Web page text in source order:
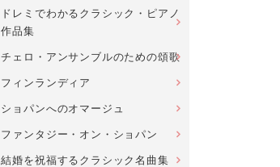
ドレミでわかるクラシック・ピアノ
作品集
チェロ・アンサンブルのための頌歌
フィンランディア
ショパンへのオマージュ
ファンタジー・オン・ショパン
結婚を祝福するクラシック名曲集